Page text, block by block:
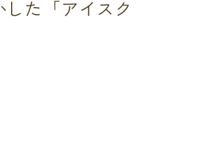
た「アイスク